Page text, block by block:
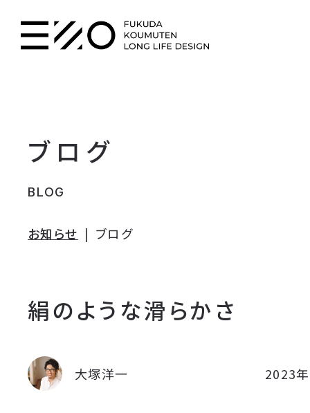
ブログ
BLOG
お知らせ ブログ
絹のような滑らかさ
2023
大塚洋一